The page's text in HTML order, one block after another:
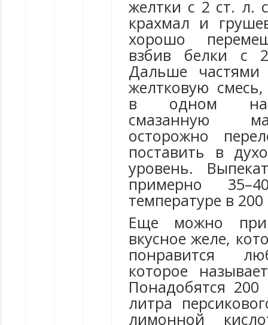
желтки с 2 ст. л.
крахмал и
хорошо
взбив белки с
Дальше
желтковую
в одном
смазанную
осторожно
поставить в
уровень.
примерно
температуре в 200
Еще можно
вкусное желе,
понравится
которое
Понадобятся
литра
лимонной